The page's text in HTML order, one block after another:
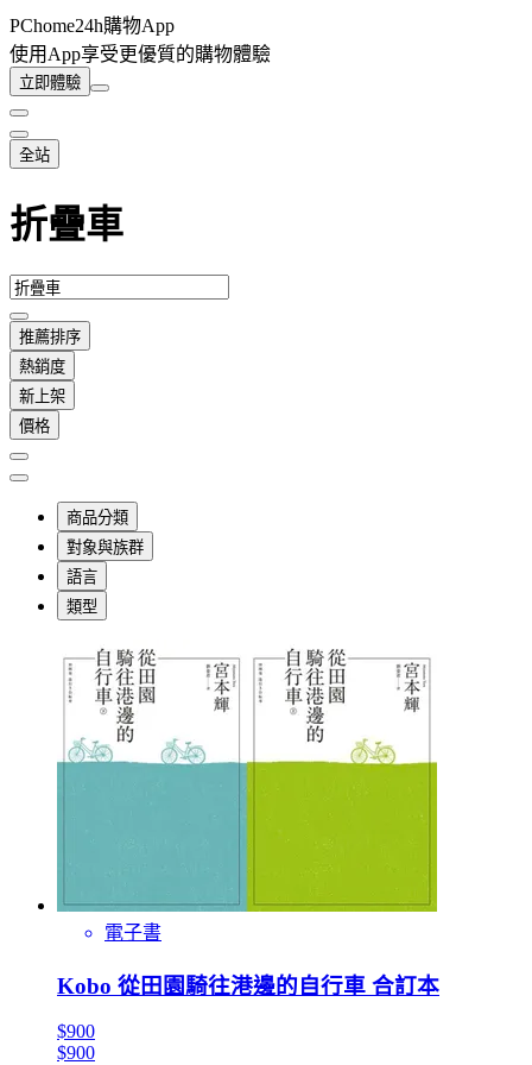
PChome24h購物App
使用App享受更優質的購物體驗
立即體驗
全站
折疊車
推薦排序
熱銷度
新上架
價格
商品分類
對象與族群
語言
類型
電子書
Kobo 從田園騎往港邊的自行車 合訂本
$900
$900